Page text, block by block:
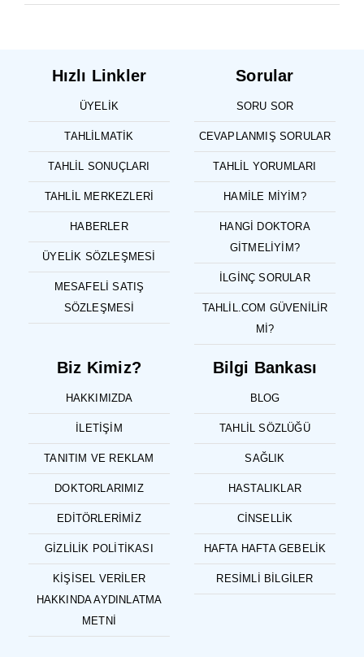
Hızlı Linkler
ÜYELIK
TAHLILMATIK
TAHLIL SONUÇLARI
TAHLIL MERKEZLERI
HABERLER
ÜYELIK SÖZLEŞMESI
MESAFELI SATIŞ
SÖZLEŞMESI
Sorular
SORU SOR
CEVAPLANMIŞ SORULAR
TAHLIL YORUMLARI
HAMILE MIYIM?
HANGI DOKTORA
GITMELIYIM?
İLGINÇ SORULAR
TAHLIL.COM GÜVENILIR
MI?
Biz Kimiz?
HAKKIMIZDA
İLETIŞIM
TANITIM VE REKLAM
DOKTORLARIMIZ
EDITÖRLERIMIZ
GIZLILIK POLITIKASI
KIŞISEL VERILER
HAKKINDA AYDINLATMA
METNI
Bilgi Bankası
BLOG
TAHLIL SÖZLÜĞÜ
SAĞLIK
HASTALIKLAR
CINSELLIK
HAFTA HAFTA GEBELIK
RESIMLI BILGILER